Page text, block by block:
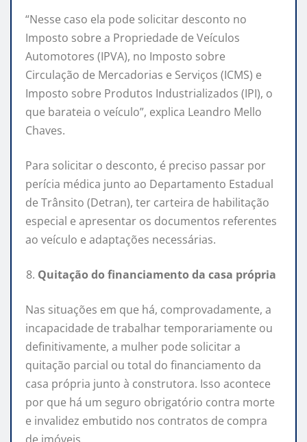
“Nesse caso ela pode solicitar desconto no
Imposto sobre a Propriedade de Veículos
Automotores (IPVA), no Imposto sobre
Circulação de Mercadorias e Serviços (ICMS) e
Imposto sobre Produtos Industrializados (IPI), o
que barateia o veículo”, explica Leandro Mello
Chaves.
Para solicitar o desconto, é preciso passar por
perícia médica junto ao Departamento Estadual
de Trânsito (Detran), ter carteira de habilitação
especial e apresentar os documentos referentes
ao veículo e adaptações necessárias.
Quitação do financiamento da casa própria
Nas situações em que há, comprovadamente, a
incapacidade de trabalhar temporariamente ou
definitivamente, a mulher pode solicitar a
quitação parcial ou total do financiamento da
casa própria junto à construtora. Isso acontece
por que há um seguro obrigatório contra morte
e invalidez embutido nos contratos de compra